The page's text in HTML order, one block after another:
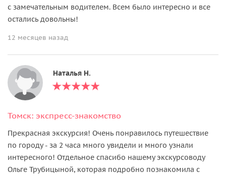
с замечательным водителем. Всем было интересно и все
остались довольны!
12 месяцев назад
Наталья Н.
Томск: экспресс-знакомство
Прекрасная экскурсия! Очень понравилось путешествие
по городу - за 2 часа много увидели и много узнали
интересного! Отдельное спасибо нашему экскурсоводу
Ольге Трубицыной, которая подробно познакомила с